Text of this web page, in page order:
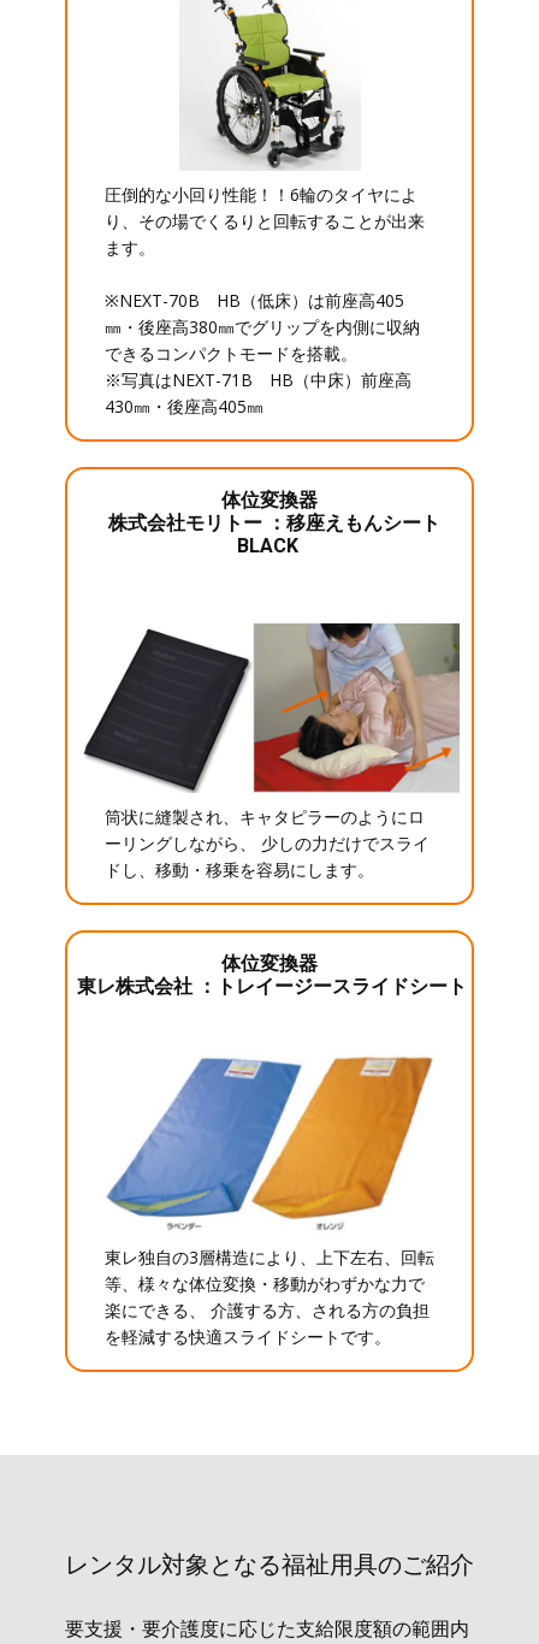
圧倒的な小回り性能！！6輪のタイヤによ
り、その場でくるりと回転することが出来
ます。
※NEXT-70B HB（低床）は前座高405
㎜・後座高380㎜でグリップを内側に収納
できるコンパクトモードを搭載。
※写真はNEXT-71B HB（中床）前座高
430㎜・後座高405㎜
体位変換器
株式会社モリトー ：移座えもんシート
BLACK
筒状に縫製され、キャタピラーのようにロ
ーリングしながら、 少しの力だけでスライ
ドし、移動・移乗を容易にします。
体位変換器
東レ株式会社 ：トレイージースライドシート
東レ独自の3層構造により、上下左右、回転
等、様々な体位変換・移動がわずかな力で
楽にできる、 介護する方、される方の負担
を軽減する快適スライドシートです。
レンタル対象と​なる福祉用具のご紹介
要支援・要介護度に応じた支給限度額の範囲内